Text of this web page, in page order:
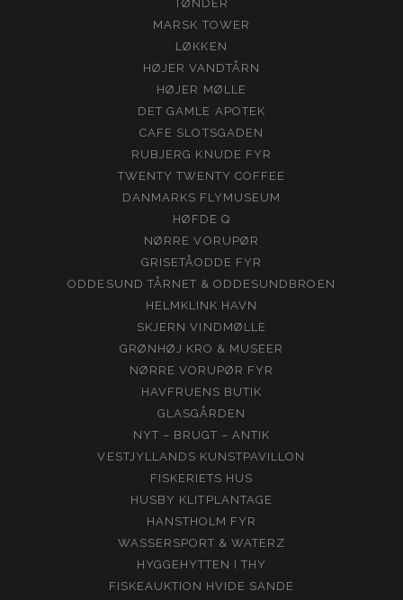
TØNDER
MARSK TOWER
LØKKEN
HØJER VANDTÅRN
HØJER MØLLE
DET GAMLE APOTEK
CAFE SLOTSGADEN
RUBJERG KNUDE FYR
TWENTY TWENTY COFFEE
DANMARKS FLYMUSEUM
HØFDE Q
NØRRE VORUPØR
GRISETÅODDE FYR
ODDESUND TÅRNET & ODDESUNDBROEN
HELMKLINK HAVN
SKJERN VINDMØLLE
GRØNHØJ KRO & MUSEER
NØRRE VORUPØR FYR
HAVFRUENS BUTIK
GLASGÅRDEN
NYT – BRUGT – ANTIK
VESTJYLLANDS KUNSTPAVILLON
FISKERIETS HUS
HUSBY KLITPLANTAGE
HANSTHOLM FYR
WASSERSPORT & WATERZ
HYGGEHYTTEN I THY
FISKEAUKTION HVIDE SANDE